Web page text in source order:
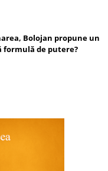
Bolojan propune un
formulă de putere?